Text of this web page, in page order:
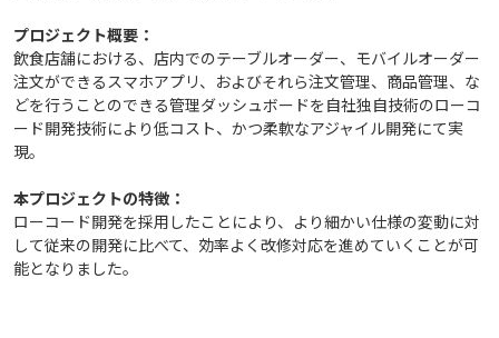
プロジェクト概要：
飲食店舗における、店内でのテーブルオーダー、モバイルオーダー
注文ができるスマホアプリ、およびそれら注文管理、商品管理、な
どを行うことのできる管理ダッシュボードを自社独自技術のローコ
ード開発技術により低コスト、かつ柔軟なアジャイル開発にて実
現。
本プロジェクトの特徴：
ローコード開発を採用したことにより、より細かい仕様の変動に対
して従来の開発に比べて、効率よく改修対応を進めていくことが可
能となりました。